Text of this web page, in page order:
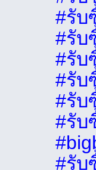
#รับ
#รับ
#รับ
#รับ
#รับ
#รับ
#รับ